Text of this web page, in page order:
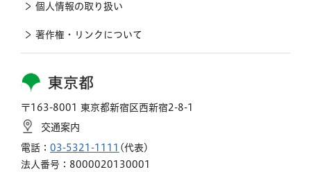
東京都
〒163-8001 東京都新宿区西新宿2-8-1
交通案内
電話： 03-5321-1111 (代表)
法人番号：8000020130001
個人情報の取り扱い
著作権・リンクについて